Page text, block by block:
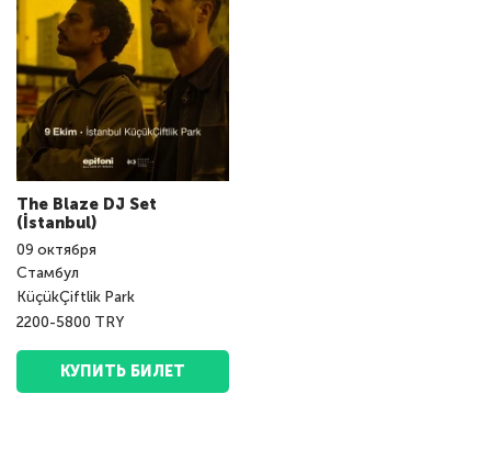
The Blaze DJ Set
(İstanbul)
09 октября
Стамбул
KüçükÇiftlik Park
2200-5800 TRY
КУПИТЬ БИЛЕТ